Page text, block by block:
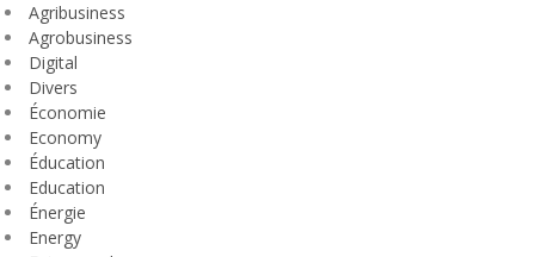
Agribusiness
Agrobusiness
Digital
Divers
Économie
Economy
Éducation
Education
Énergie
Energy